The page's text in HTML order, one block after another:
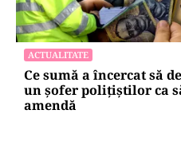
ACTUALITATE
Ce sumă a încercat să
un șofer polițiștilor ca
amendă